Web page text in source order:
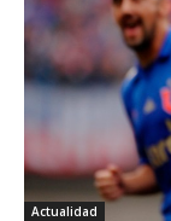
Actualidad